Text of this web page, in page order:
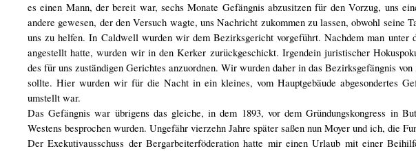
es einen Mann, der bereit war, sechs Monate Gefängnis abzusitzen für den Vorzug, uns
andere gewesen, der den Versuch wagte, uns Nachricht zukommen zu lassen, obwohl seine
uns zu helfen. In Caldwell wurden wir dem Bezirksgericht vorgeführt. Nachdem man
angestellt hatte, wurden wir in den Kerker zurückgeschickt. Irgendein juristischer
des für uns zuständigen Gerichtes anzuordnen. Wir wurden daher in das Bezirksgefängnis
sollte. Hier wurden wir für die Nacht in ein kleines, vom Hauptgebäude abgesondertes
umstellt war.
Das Gefängnis war übrigens das gleiche, in dem 1893, vor dem Gründungskongress in
Westens besprochen wurden. Ungefähr vierzehn Jahre später saßen nun Moyer und ich, die
Der Exekutivausschuss der Bergarbeiterföderation hatte mir einen Urlaub mit einer